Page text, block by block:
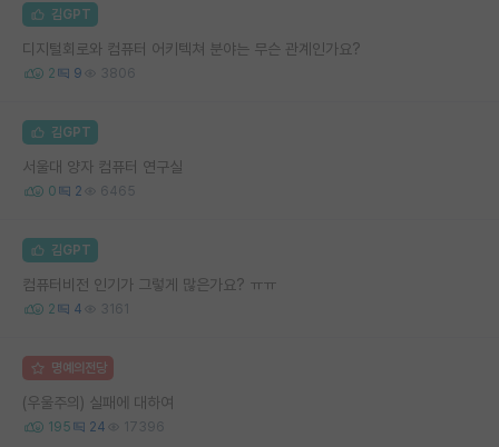
김GPT
디지털회로와 컴퓨터 어키텍쳐 분야는 무슨 관계인가요?
2 9 3806
김GPT
서울대 양자 컴퓨터 연구실
0 2 6465
김GPT
컴퓨터비전 인기가 그렇게 많은가요? ㅠㅠ
2 4 3161
명예의전당
(우울주의) 실패에 대하여
195 24 17396